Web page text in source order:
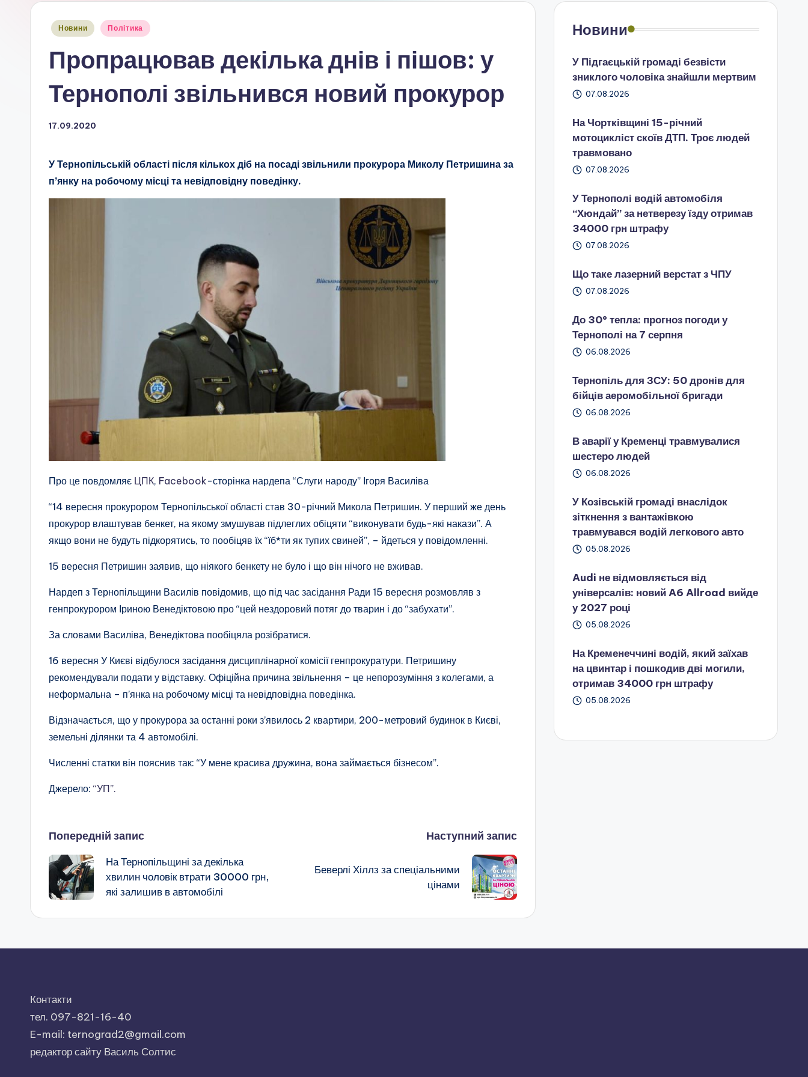
Опубліковано
Новини Політика
Пропрацював декілька днів і пішов: у
Тернополі звільнився новий прокурор
17.09.2020
У Тернопільській області після кількох діб на посаді звільнили прокурора Миколу Петришина за
п’янку на робочому місці та невідповідну поведінку.
Про це повдомляє ЦПК, Facebook-сторінка нардепа “Слуги народу” Ігоря Василіва
“14 вересня прокурором Тернопільської області став 30-річний Микола Петришин. У перший же день
прокурор влаштував бенкет, на якому змушував підлеглих обіцяти “виконувати будь-які накази”. А
якщо вони не будуть підкорятись, то пообіцяв їх “їб*ти як тупих свиней”, – йдеться у повідомленні.
15 вересня Петришин заявив, що ніякого бенкету не було і що він нічого не вживав.
Нардеп з Тернопільщини Василів повідомив, що під час засідання Ради 15 вересня розмовляв з
генпрокурором Іриною Венедіктовою про “цей нездоровий потяг до тварин і до “забухати”.
За словами Василіва, Венедіктова пообіцяла розібратися.
16 вересня У Києві відбулося засідання дисциплінарної комісії генпрокуратури. Петришину
рекомендували подати у відставку. Офіційна причина звільнення – це непорозуміння з колегами, а
неформальна – п’янка на робочому місці та невідповідна поведінка.
Відзначається, що у прокурора за останні роки з’явилось 2 квартири, 200-метровий будинок в Києві,
земельні ділянки та 4 автомобілі.
Численні статки він пояснив так: “У мене красива дружина, вона займається бізнесом”.
Джерело: “УП”.
Навігація
по
запису
Попередній запис
На Тернопільщині за декілька
хвилин чоловік втрати 30000 грн,
які залишив в автомобілі
Наступний запис
Беверлі Хіллз за спеціальними
цінами
Новини
У Підгаєцькій громаді безвісти
зниклого чоловіка знайшли мертвим
07.08.2026
На Чортківщині 15-річний
мотоцикліст скоїв ДТП. Троє людей
травмовано
07.08.2026
У Тернополі водій автомобіля
“Хюндай” за нетверезу їзду отримав
34000 грн штрафу
07.08.2026
Що таке лазерний верстат з ЧПУ
07.08.2026
До 30° тепла: прогноз погоди у
Тернополі на 7 серпня
06.08.2026
Тернопіль для ЗСУ: 50 дронів для
бійців аеромобільної бригади
06.08.2026
В аварії у Кременці травмувалися
шестеро людей
06.08.2026
У Козівській громаді внаслідок
зіткнення з вантажівкою
травмувався водій легкового авто
05.08.2026
Audi не відмовляється від
універсалів: новий A6 Allroad вийде
у 2027 році
05.08.2026
На Кременеччині водій, який заїхав
на цвинтар і пошкодив дві могили,
отримав 34000 грн штрафу
05.08.2026
Контакти
тел. 097-821-16-40
E-mail: ternograd2@gmail.com
редактор сайту Василь Солтис